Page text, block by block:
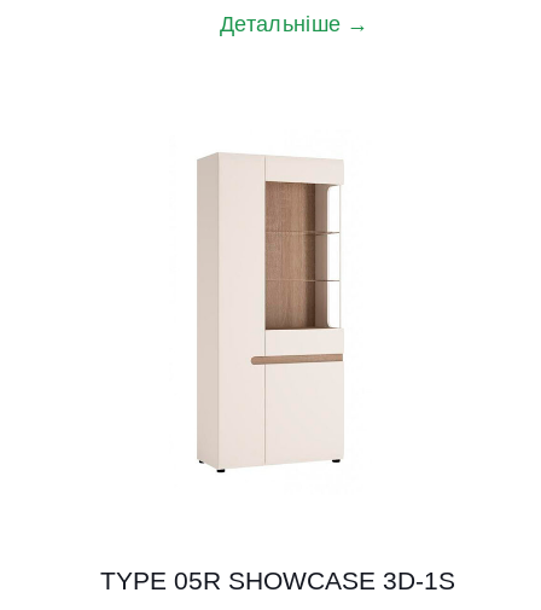
Детальніше →
TYPE 05R SHOWCASE 3D-1S